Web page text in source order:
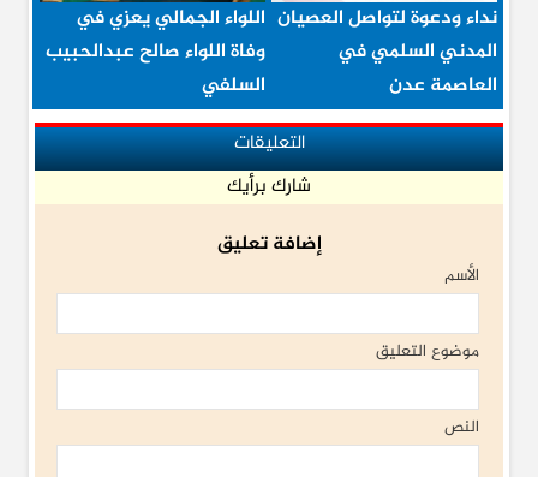
نداء ودعوة لتواصل العصيان
المدني السلمي في
العاصمة عدن
اللواء الجمالي يعزي في
وفاة اللواء صالح عبدالحبيب
السلفي
التعليقات
شارك برأيك
إضافة تعليق
الأسم
موضوع التعليق
النص